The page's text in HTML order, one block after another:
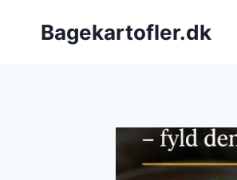
Bagekartofler.dk